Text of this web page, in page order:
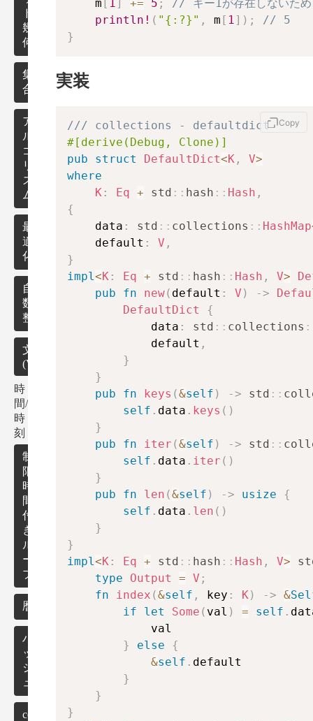
き
整
数
作
用
小
全
域
木
木
有
向
グ
ラ
フ
BIT
セ
グ
メ
ン
ト
ツ
リ
ー
遅
延
セ
グ
メ
ン
ト
ツ
リ
ー
そ
の
他
数
列
ア
ル
ゴ
リ
ズ
ム
ド
幾
何
点・
ベク
トル
直
線・
線分
多
角
形
円
格
子
点
上
の
幾
何
そ
の
他
幾
何
ア
ル
ゴ
リ
ズ
ム
集
合
ア
ル
ゴ
リ
ズ
ム
循
環
検
出
連
立
一
次
方
式
最
適
化
自然
数・
整数
自然
数・
整数
の関
数・
定理
素
数
組
み
合
わ
せ
の
イ
テ
レ
ー
タ
ー
乱
数
文字列
(Vector)
文
字
列
検
索
回
文
圧
縮
時
間/
時
刻
制
限
時
間
付
き
ル
ー
プ
暦
ハ
ッ
シ
ュ
collections
    m
[ 1 ] += 5 ;
// キー1が存在しないた
println! ( "{:?}" , m [ 1 ] ) ;
// 5
}
実装
/// collections - defaultdict
#[derive(Debug, Clone)]
pub
struct DefaultDict<K , V>
where
K : Eq + std :: hash :: Hash ,
{
    data
: std :: collections :: HashMap
    default
: V ,
}
impl<K : Eq + std :: hash :: Hash , V>
pub
fn new( default : V ) ->
DefaultDict
{
            data
: std :: collections
            default
,
}
}
pub
fn keys (&self ) -> std ::
self . data . keys ( )
}
pub
fn iter (&self ) -> std ::
self . data . iter ( )
}
pub
fn len (&self ) -> usize
{
self . data . len ( )
}
}
impl<K : Eq + std :: hash :: Hash , V>
type
Output = V ;
fn
index (&self , key : K) -> &
if
let Some ( val ) = self .
            val
}
else
{
&self . default
}
}
}
Copy